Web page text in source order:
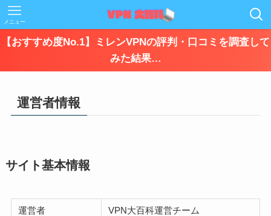
メニュー
【おすすめ度No.1】ミレンVPNの評判・口コミを調査して
みた結果…
運営者情報
サイト基本情報
運営者 VPN大百科運営チーム